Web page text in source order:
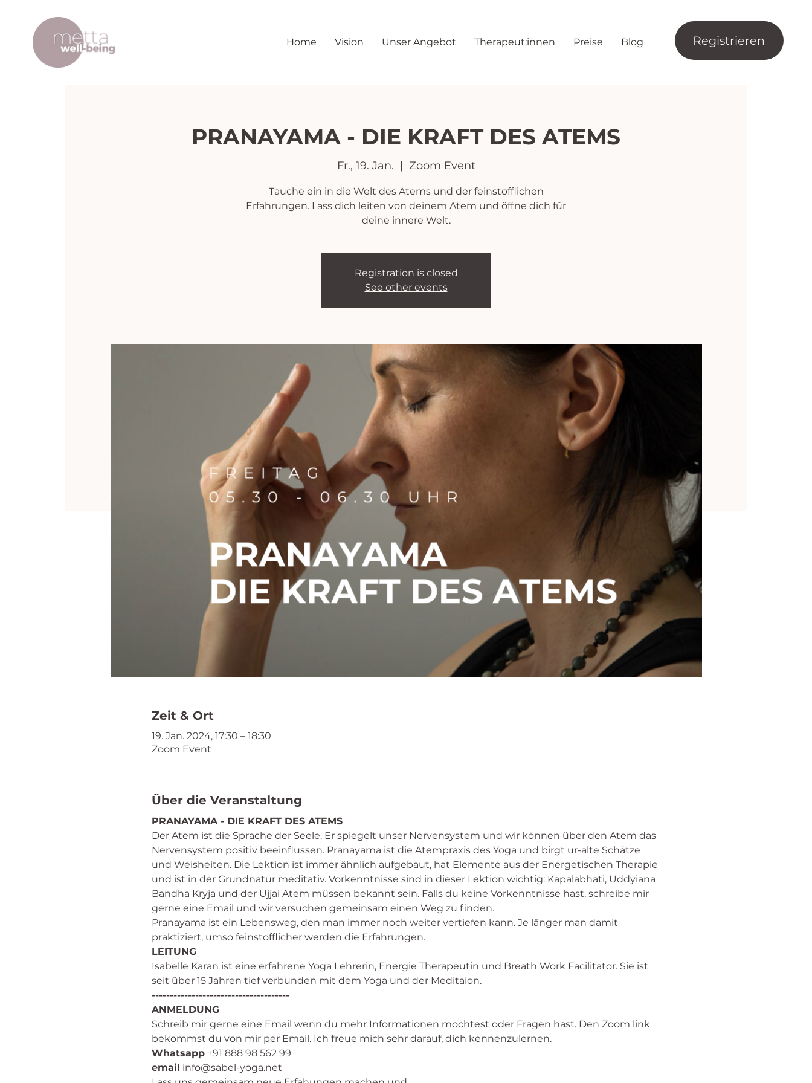
Home Vision Unser Angebot Therapeut:innen Preise Blog Registrieren
PRANAYAMA - DIE KRAFT DES ATEMS
Fr., 19. Jan.
  |
Zoom Event
Tauche ein in die Welt des Atems und der feinstofflichen
Erfahrungen. Lass dich leiten von deinem Atem und öffne dich für
deine innere Welt.
Registration is closed
See other events
Zeit & Ort
19. Jan. 2024, 17:30 – 18:30
Zoom Event
Über die Veranstaltung
PRANAYAMA - DIE KRAFT DES ATEMS
Der Atem ist die Sprache der Seele. Er spiegelt unser Nervensystem und wir können über den Atem das
Nervensystem positiv beeinflussen. Pranayama ist die Atempraxis des Yoga und birgt ur-alte Schätze
und Weisheiten. Die Lektion ist immer ähnlich aufgebaut, hat Elemente aus der Energetischen Therapie
und ist in der Grundnatur meditativ. Vorkenntnisse sind in dieser Lektion wichtig: Kapalabhati, Uddyiana
Bandha Kryja und der Ujjai Atem müssen bekannt sein. Falls du keine Vorkenntnisse hast, schreibe mir
gerne eine Email und wir versuchen gemeinsam einen Weg zu finden.
Pranayama ist ein Lebensweg, den man immer noch weiter vertiefen kann. Je länger man damit
praktiziert, umso feinstofflicher werden die Erfahrungen.
LEITUNG
Isabelle Karan ist eine erfahrene Yoga Lehrerin, Energie Therapeutin und Breath Work Facilitator. Sie ist
seit über 15 Jahren tief verbunden mit dem Yoga und der Meditaion.
--------------------------------------
ANMELDUNG
Schreib mir gerne eine Email wenn du mehr Informationen möchtest oder Fragen hast. Den Zoom link
bekommst du von mir per Email. Ich freue mich sehr darauf, dich kennenzulernen.
​Whatsapp +91 888 98 562 99
email info@sabel-yoga.net